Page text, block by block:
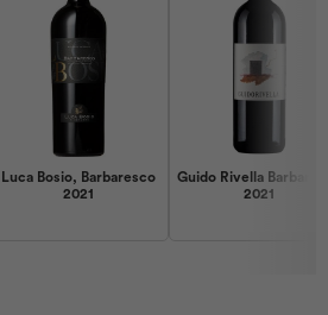
Luca Bosio, Barbaresco
2021
Guido Rivella
2021